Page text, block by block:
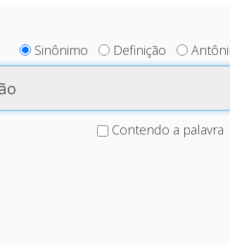
Sinônimo Definição
Contendo a palavra